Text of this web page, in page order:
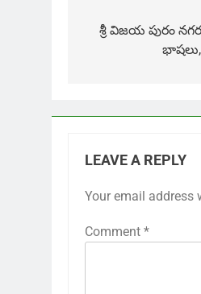
navigation
శ్రీ విజయ పురం
LEAVE A REPLY
Your email address
Comment *